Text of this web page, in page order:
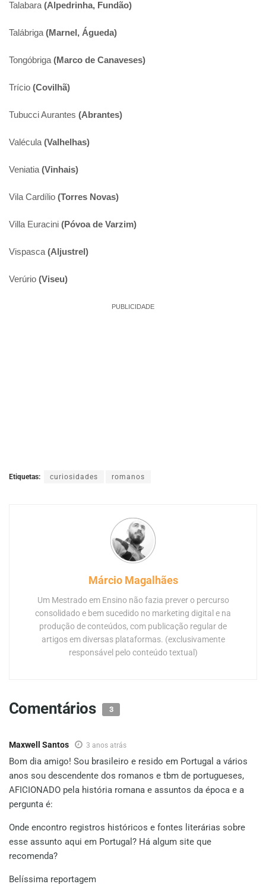
Talabara(Alpedrinha, Fundão)
Talábriga(Marnel, Águeda)
Tongóbriga(Marco de Canaveses)
Trício (Covilhã)
Tubucci Aurantes (Abrantes)
Valécula(Valhelhas)
Veniatia(Vinhais)
Vila Cardílio (Torres Novas)
Villa Euracini (Póvoa de Varzim)
Vispasca(Aljustrel)
Verúrio (Viseu)
PUBLICIDADE
Etiquetas: curiosidades romanos
Márcio Magalhães
Um Mestrado em Ensino não fazia prever o percurso
consolidado e bem sucedido no marketing digital e na
produção de conteúdos, com publicação regular de
artigos em diversas plataformas. (exclusivamente
responsável pelo conteúdo textual)
Comentários 3
Maxwell Santos 3 anos atrás
Bom dia amigo! Sou brasileiro e resido em Portugal a vários
anos sou descendente dos romanos e tbm de portugueses,
AFICIONADO pela história romana e assuntos da época e a
pergunta é:
Onde encontro registros históricos e fontes literárias sobre
esse assunto aqui em Portugal? Há algum site que
recomenda?
Belíssima reportagem